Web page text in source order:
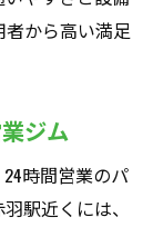
から高い満足
ジム
時間営業のパ
駅近くには、